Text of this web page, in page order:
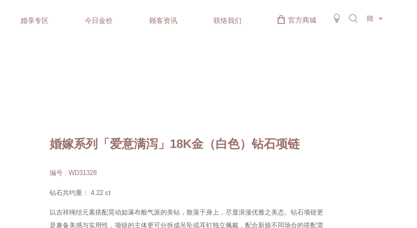
婚享专区 今日金价 顾客资讯 联络我们 官方商城 簡
婚嫁系列「爱意满泻」18K金（白色）钻石项链
编号 : WD31328
钻石共约重： 4.22 ct
以吉祥绳结元素搭配晃动如瀑布般气派的美钻，散落于身上，尽显浪漫优雅之美态。钻石项链更
是兼备美感与实用性，项链的主体更可分拆成吊坠或耳钉独立佩戴，配合新娘不同场合的搭配需